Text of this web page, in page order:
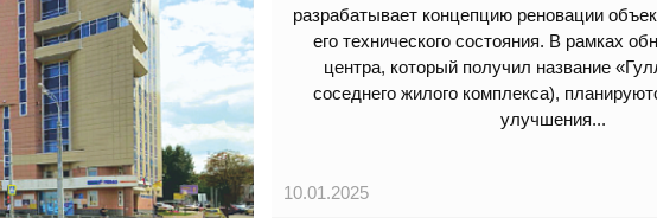
разрабатывает концепцию реновации
его технического состояния. В рамках
центра, который получил название
соседнего жилого комплекса),
улучшения...
10.01.2025